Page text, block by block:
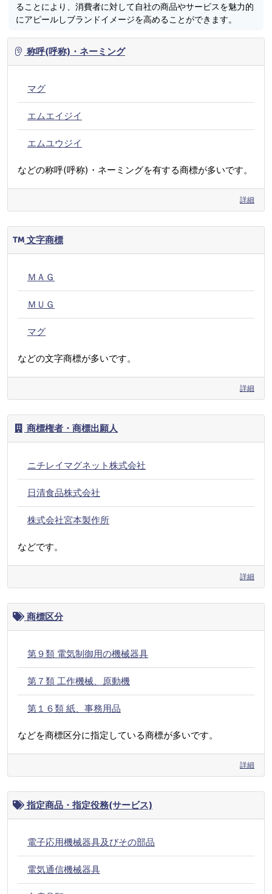
ることにより、消費者に対して自社の商品やサービスを魅力的
にアピールしブランドイメージを高めることができます。
称呼(呼称)・ネーミング
マグ
エムエイジイ
エムユウジイ
などの称呼(呼称)・ネーミングを有する商標が多いです。
詳細
文字商標
ＭＡＧ
ＭＵＧ
マグ
などの文字商標が多いです。
詳細
商標権者・商標出願人
ニチレイマグネット株式会社
日清食品株式会社
株式会社宮本製作所
などです。
詳細
商標区分
第９類 電気制御用の機械器具
第７類 工作機械、原動機
第１６類 紙、事務用品
などを商標区分に指定している商標が多いです。
詳細
指定商品・指定役務(サービス)
電子応用機械器具及びその部品
電気通信機械器具